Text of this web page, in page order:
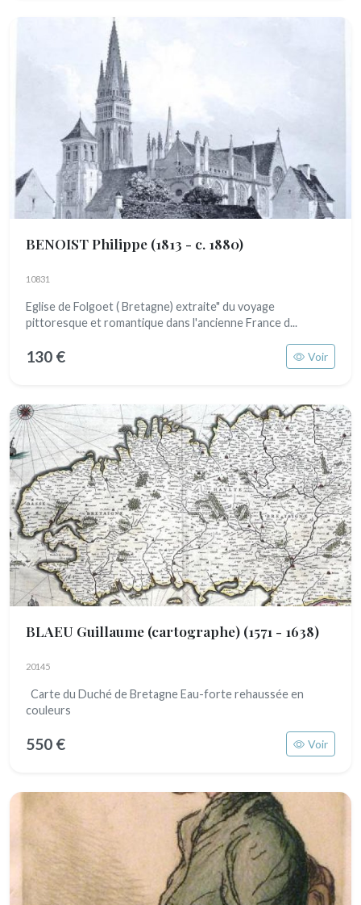
BENOIST Philippe (1813 - c. 1880)
10831
Eglise de Folgoet ( Bretagne) extraite" du voyage
pittoresque et romantique dans l'ancienne France d...
130 € Voir
BLAEU Guillaume (cartographe) (1571 - 1638)
20145
Carte du Duché de Bretagne Eau-forte rehaussée en
couleurs
550 € Voir